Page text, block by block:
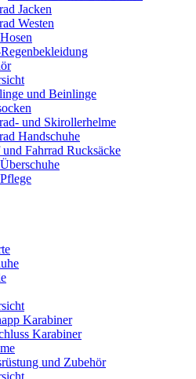
Jacken
Westen
und Beinlinge
und Skirollerhelme
Handschuhe
Fahrrad Rucksäcke
Karabiner
Karabiner
und Zubehör